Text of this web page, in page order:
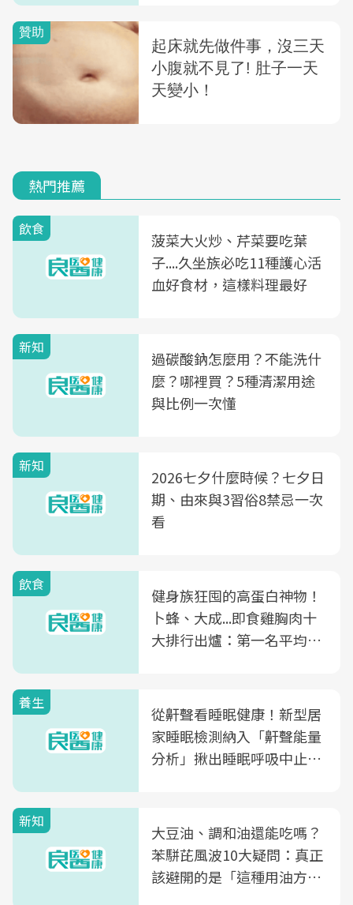
熱門推薦
飲食
菠菜大火炒、芹菜要吃葉
子....久坐族必吃11種護心活
血好食材，這樣料理最好
新知
過碳酸鈉怎麼用？不能洗什
麼？哪裡買？5種清潔用途
與比例一次懂
新知
2026七夕什麼時候？七夕日
期、由來與3習俗8禁忌一次
看
飲食
健身族狂囤的高蛋白神物！
卜蜂、大成...即食雞胸肉十
大排行出爐：第一名平均一
養生
從鼾聲看睡眠健康！新型居
家睡眠檢測納入「鼾聲能量
分析」揪出睡眠呼吸中止症
新知
大豆油、調和油還能吃嗎？
苯駢芘風波10大疑問：真正
該避開的是「這種用油方